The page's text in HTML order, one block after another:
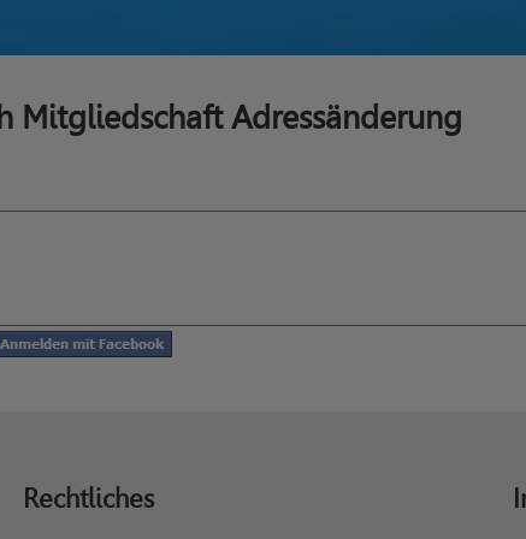
Mitgliedschaft Adressänderung
Rechtliches